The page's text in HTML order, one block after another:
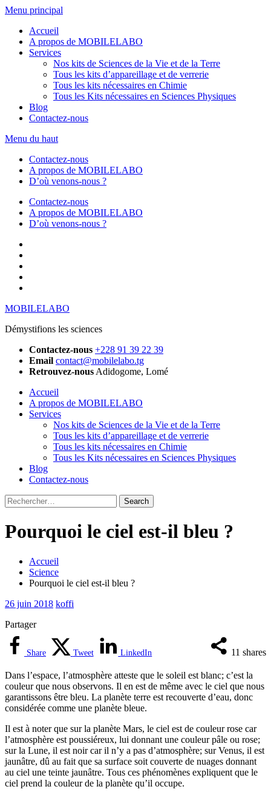
Aller
contenu
Menu principal
Accueil
A propos de MOBILELABO
Services
Nos kits de Sciences de la Vie et de la Terre
Tous les kits d’appareillage et de verrerie
Tous les kits nécessaires en Chimie
Tous les Kits nécessaires en Sciences Physiques
Blog
Contactez-nous
Menu du haut
Contactez-nous
A propos de MOBILELABO
D’où venons-nous ?
Contactez-nous
A propos de MOBILELABO
D’où venons-nous ?
MOBILELABO
Démystifions les sciences
Contactez-nous +228 91 39 22 39
Email contact@mobilelabo.tg
Retrouvez-nous Adidogome, Lomé
Accueil
A propos de MOBILELABO
Services
Nos kits de Sciences de la Vie et de la Terre
Tous les kits d’appareillage et de verrerie
Tous les kits nécessaires en Chimie
Tous les Kits nécessaires en Sciences Physiques
Blog
Contactez-nous
Rechercher
:
Pourquoi le ciel est-il bleu ?
Accueil
Science
Pourquoi le ciel est-il bleu ?
26 juin 2018 koffi
Partager
11 shares
Share Tweet LinkedIn
Dans l’espace, l’atmosphère atteste que le soleil est blanc; c’est la
couleur que nous observons. Il en est de même avec le ciel que nous
garantissons être bleu. La planète terre est recouverte d’eau, donc
considérée comme une planète bleue.
Il est à noter que sur la planète Mars, le ciel est de couleur rose car
l’atmosphère est poussiéreux, lui donnant une couleur pâle ou rose;
sur la Lune, il est noir car il n’y a pas d’atmosphère; sur Venus, il est
jaunâtre, dû au fait que sa surface soit couverte de nuages donnant
au ciel une teinte jaunâtre. Tous ces phénomènes expliquent que le
ciel prend la couleur de la planète qu’il occupe.